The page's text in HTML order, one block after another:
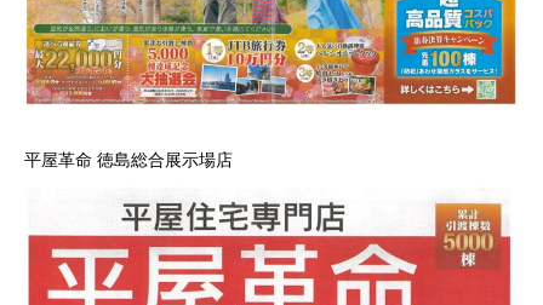
平屋革命 徳島総合展示場店